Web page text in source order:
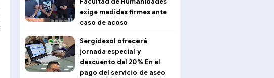
Facultad de Humanidades
exige medidas firmes ante
caso de acoso
Sergidesol ofrecerá
jornada especial y
descuento del 20% En el
pago del servicio de aseo